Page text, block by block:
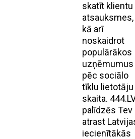
skatīt klientu
atsauksmes,
kā arī
noskaidrot
populārākos
uzņēmumus
pēc sociālo
tīklu lietotāju
skaita.
palīdzēs Tev
atrast
iecienītākās